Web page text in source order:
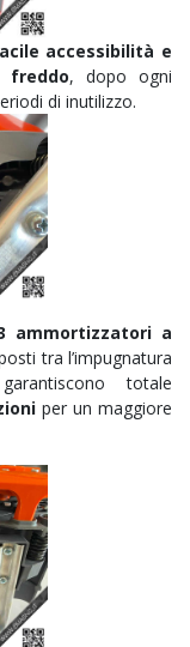
accessibilità e
freddo, dopo ogni
di inutilizzo.
ammortizzatori a
tra l’impugnatura
totale
per un maggiore